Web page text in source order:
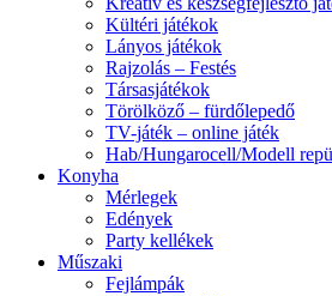
Kültéri játékok
Lányos játékok
Rajzolás – Festés
Társasjátékok
Törölköző – fürdőlepedő
TV-játék – online játék
Hab/Hungarocell/Modell
Konyha
Mérlegek
Edények
Party kellékek
Műszaki
Fejlámpák